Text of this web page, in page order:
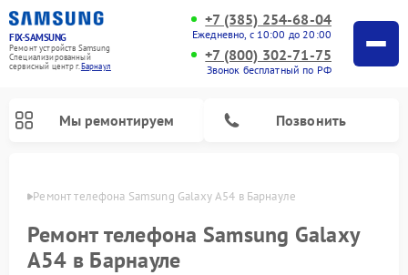
FIX-SAMSUNG
Ремонт устройств Samsung
Специализированный
cервисный центр г.Барнаул
+7 (385) 254-68-04
Ежедневно, с 10:00 до 20:00
+7 (800) 302-71-75
Звонок бесплатный по РФ
Мы ремонтируем Позвонить
Ремонт телефона Samsung Galaxy A54 в Барнауле
Ремонт телефона Samsung Galaxy
A54 в Барнауле